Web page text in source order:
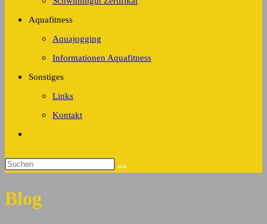
Aquafitness
Aquajogging
Informationen Aquafitness
Sonstiges
Links
Kontakt
umschalten
Diese
durchsuchen
Blog